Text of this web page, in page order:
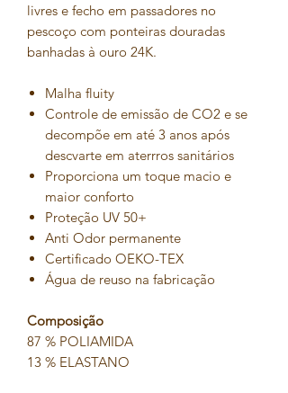
livres e fecho em passadores no
pescoço com ponteiras douradas
banhadas à ouro 24K.
Malha fluity
Controle de emissão de CO2 e se
decompõe em até 3 anos após
descvarte em aterrros sanitários
Proporciona um toque macio e
maior conforto
Proteção UV 50+
Anti Odor permanente
Certificado OEKO-TEX
Água de reuso na fabricação
Composição
87 % POLIAMIDA
13 % ELASTANO